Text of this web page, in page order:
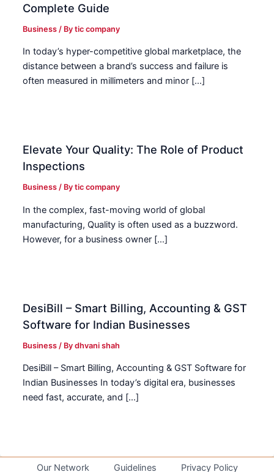
Complete Guide
Business / Bytic company
In today’s hyper-competitive global marketplace, the
distance between a brand’s success and failure is
often measured in millimeters and minor […]
Elevate Your Quality: The Role of Product
Inspections
Business / Bytic company
In the complex, fast-moving world of global
manufacturing, Quality is often used as a buzzword.
However, for a business owner […]
DesiBill – Smart Billing, Accounting & GST
Software for Indian Businesses
Business / Bydhvani shah
DesiBill – Smart Billing, Accounting & GST Software for
Indian Businesses In today’s digital era, businesses
need fast, accurate, and […]
Our Network Guidelines Privacy Policy